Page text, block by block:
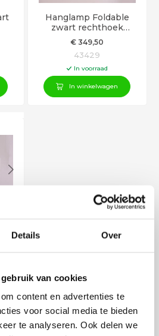
Details Over
van cookies
content en advertenties te
voor social media te bieden
te analyseren. Ook delen we
Hanglamp Foldable
zwart rechthoek
draaibaar 160cm
€ 349,50
43429
In voorraad
In winkelwagen